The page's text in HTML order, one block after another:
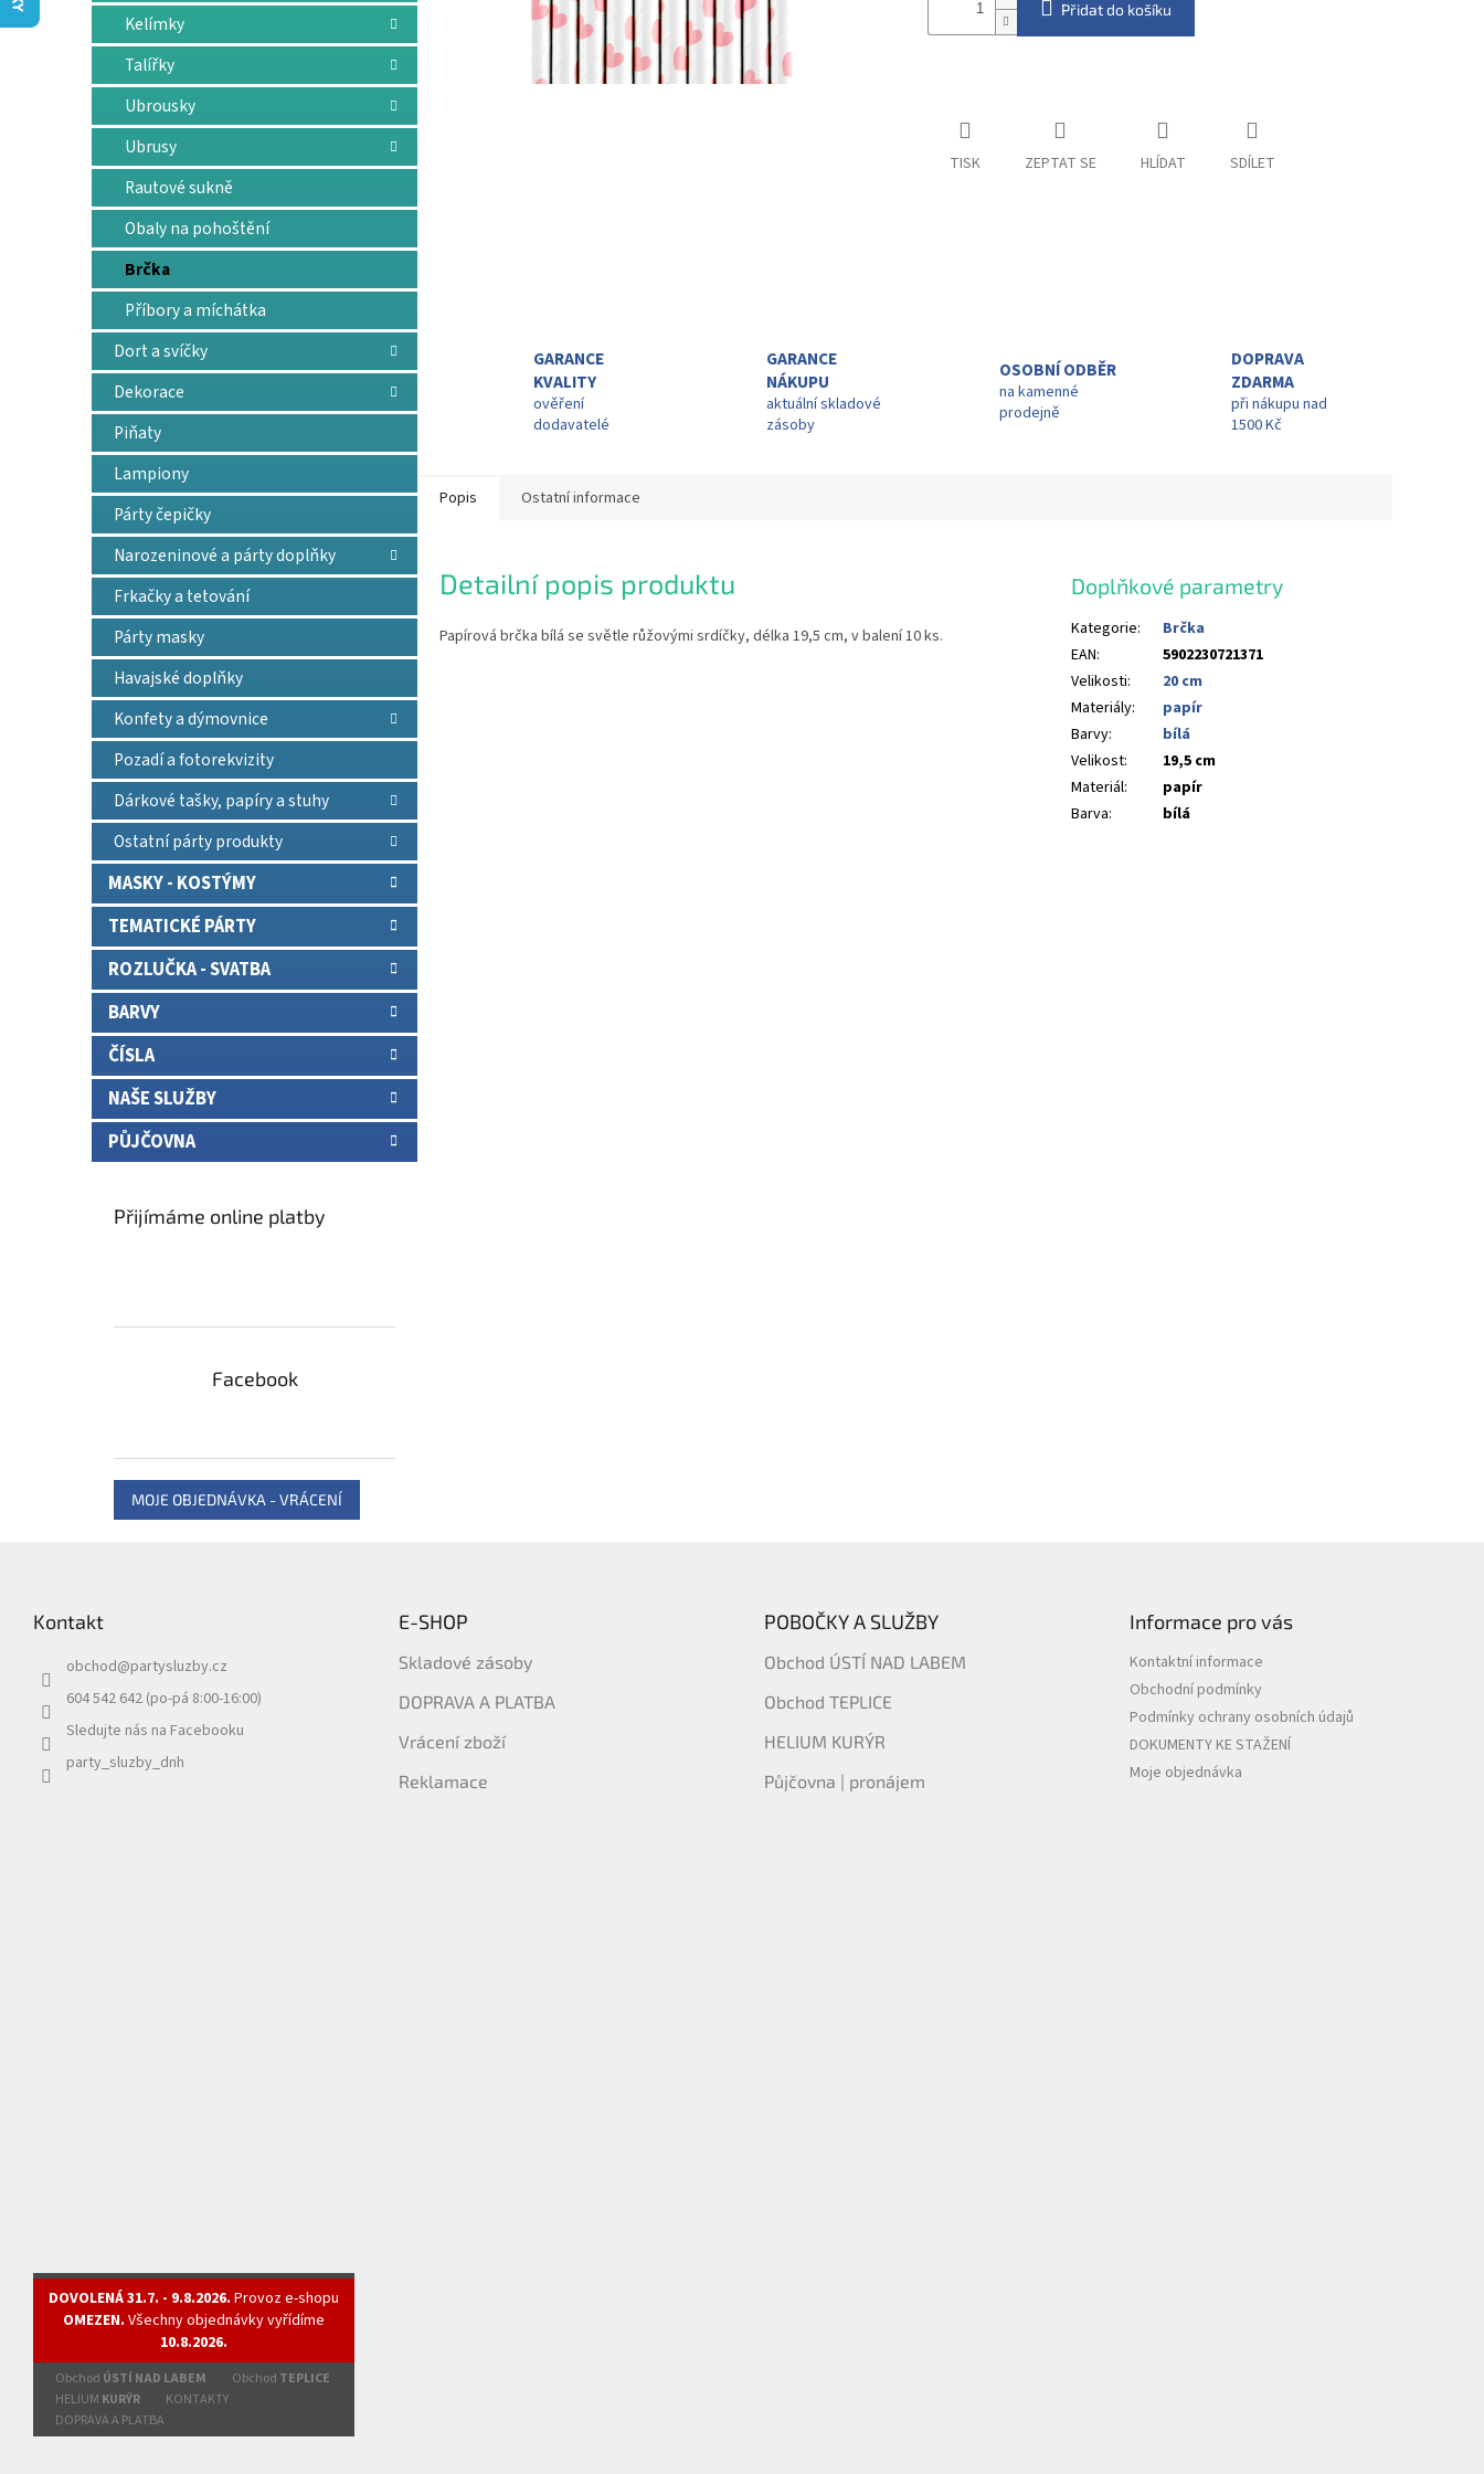
l
Kelímky
Talířky
Ubrousky
Ubrusy
Rautové sukně
Obaly na pohoštění
Brčka
Příbory a míchátka
Dort a svíčky
Dekorace
Piňaty
Lampiony
Párty čepičky
Narozeninové a párty doplňky
Frkačky a tetování
Párty masky
Havajské doplňky
Konfety a dýmovnice
Pozadí a fotorekvizity
Dárkové tašky, papíry a stuhy
Ostatní párty produkty
MASKY - KOSTÝMY
TEMATICKÉ PÁRTY
ROZLUČKA - SVATBA
BARVY
ČÍSLA
NAŠE SLUŽBY
PŮJČOVNA
Přijímáme online platby
Facebook
MOJE OBJEDNÁVKA - VRÁCENÍ
Přidat do košíku
TISK ZEPTAT SE HLÍDAT SDÍLET
GARANCE
KVALITY
ověření
dodavatelé
GARANCE
NÁKUPU
aktuální skladové
zásoby
OSOBNÍ ODBĚR
na kamenné
prodejně
DOPRAVA
ZDARMA
při nákupu nad
1500 Kč
Popis Ostatní informace
Detailní popis produktu
Papírová brčka bílá se světle růžovými srdíčky, délka 19,5 cm, v balení 10 ks.
Doplňkové parametry
Kategorie:
Brčka
EAN:
5902230721371
Velikosti:
20 cm
Materiály:
papír
Barvy:
bílá
Velikost:
19,5 cm
Materiál:
papír
Barva: bílá
Kontakt
obchod@partysluzby.cz
604 542 642 (po-pá 8:00-16:00)
Sledujte nás na Facebooku
party_sluzby_dnh
E-SHOP
Skladové zásoby
DOPRAVA A PLATBA
Vrácení zboží
Reklamace
POBOČKY A SLUŽBY
Obchod ÚSTÍ NAD LABEM
Obchod TEPLICE
HELIUM KURÝR
Půjčovna | pronájem
Informace pro vás
Kontaktní informace
Obchodní podmínky
Podmínky ochrany osobních údajů
DOKUMENTY KE STAŽENÍ
Moje objednávka
DOVOLENÁ 31.7. - 9.8.2026. Provoz e-shopu
OMEZEN. Všechny objednávky vyřídíme
10.8.2026.
Obchod ÚSTÍ NAD LABEM Obchod TEPLICE
HELIUM KURÝR
KONTAKTY
DOPRAVA A PLATBA